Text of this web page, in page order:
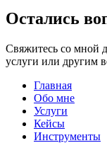
Остались
Свяжитесь со мной
услуги или другим
Главная
Обо мне
Услуги
Кейсы
Инструменты